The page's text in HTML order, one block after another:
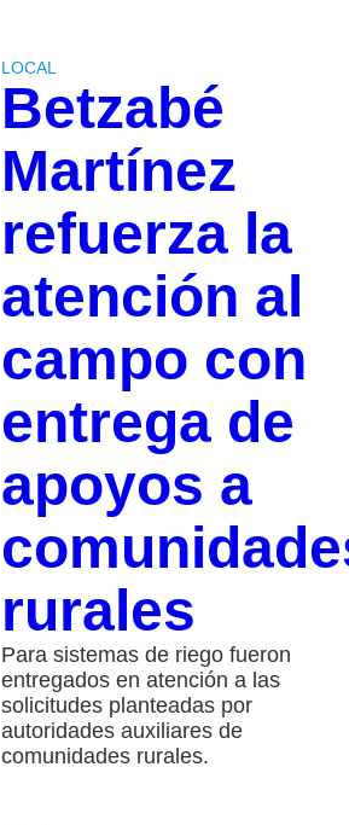
LOCAL
Betzabé
Martínez
refuerza la
atención al
campo con
entrega de
apoyos a
rurales
Para sistemas de riego fueron
entregados en atención a las
solicitudes planteadas por
autoridades auxiliares de
comunidades rurales.